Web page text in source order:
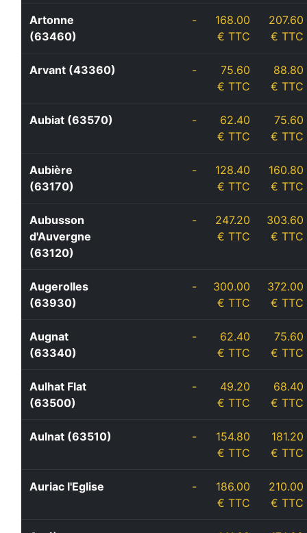
Artonne
(63460)
-
168.00
€ TTC
207.60
€ TTC
Arvant (43360) -
75.60
€ TTC
88.80
€ TTC
Aubiat (63570) -
62.40
€ TTC
75.60
€ TTC
Aubière
(63170)
-
128.40
€ TTC
160.80
€ TTC
Aubusson
d'Auvergne
(63120)
-
247.20
€ TTC
303.60
€ TTC
Augerolles
(63930)
-
300.00
€ TTC
372.00
€ TTC
Augnat
(63340)
-
62.40
€ TTC
75.60
€ TTC
Aulhat Flat
(63500)
-
49.20
€ TTC
68.40
€ TTC
Aulnat (63510) -
154.80
€ TTC
181.20
€ TTC
Auriac l'Eglise -
186.00
€ TTC
210.00
€ TTC